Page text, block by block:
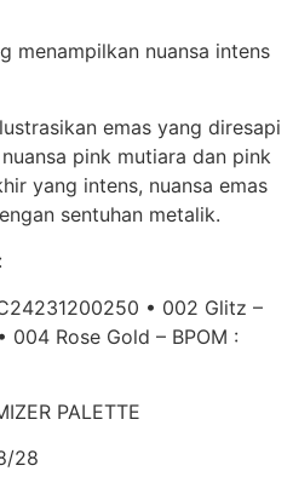
menampilkan nuansa intens
emas yang diresapi
pink mutiara dan pink
yang intens, nuansa emas
sentuhan metalik.
• 002 Glitz –
004 Rose Gold – BPOM :
PALETTE
28